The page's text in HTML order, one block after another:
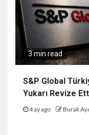
3 min read
S&P Global
Yukarı Revize
4 ay ago Burak